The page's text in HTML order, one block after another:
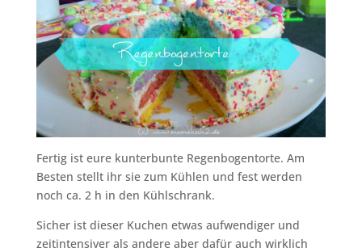
Fertig ist eure kunterbunte Regenbogentorte. Am
Besten stellt ihr sie zum Kühlen und fest werden
noch ca. 2 h in den Kühlschrank.
Sicher ist dieser Kuchen etwas aufwendiger und
zeitintensiver als andere aber dafür auch wirklich